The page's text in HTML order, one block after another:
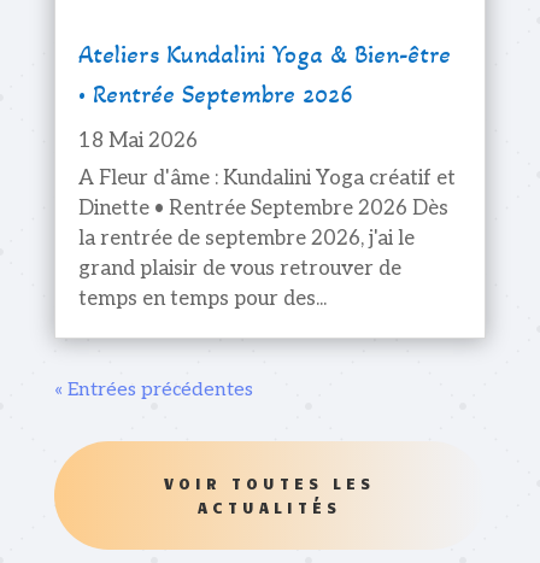
Ateliers Kundalini Yoga & Bien-être
• Rentrée Septembre 2026
18 Mai 2026
A Fleur d'âme : Kundalini Yoga créatif et
Dinette • Rentrée Septembre 2026 Dès
la rentrée de septembre 2026, j'ai le
grand plaisir de vous retrouver de
temps en temps pour des...
« Entrées précédentes
VOIR TOUTES LES
ACTUALITÉS